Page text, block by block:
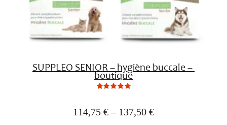
SUPPLEO SENIOR – hygiène buccale –
boutique
yet!
based
114,75 €– 137,50 €